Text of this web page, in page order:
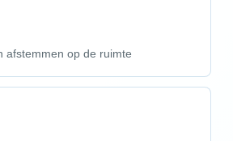
afstemmen op de ruimte